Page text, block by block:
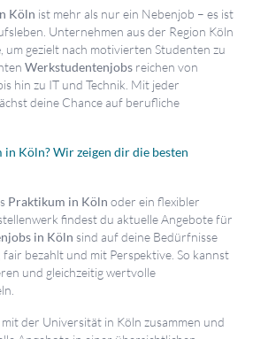
Köln ist mehr als nur ein Nebenjob – es ist
Unternehmen aus der Region Köln
, um gezielt nach motivierten Studenten zu
Werkstudentenjobs reichen von
hin zu IT und Technik. Mit jeder
deine Chance auf berufliche
Köln? Wir zeigen dir die besten
Praktikum in Köln oder ein flexibler
findest du aktuelle Angebote für
in Köln sind auf deine Bedürfnisse
bezahlt und mit Perspektive. So kannst
und gleichzeitig wertvolle
der Universität in Köln zusammen und